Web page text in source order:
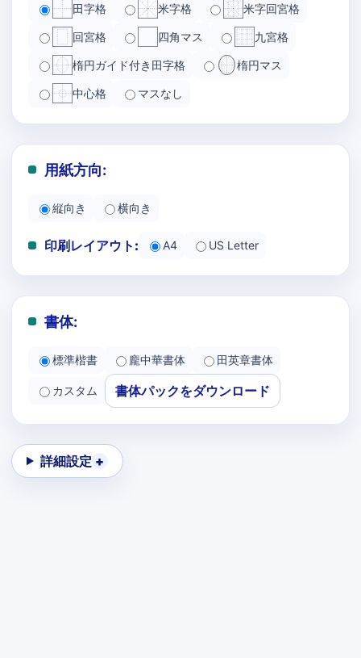
田字格 米字格 米字回宮格
回宮格 四角マス 九宮格
楕円ガイド付き田字格 楕円マス
中心格 マスなし
用紙方向:
縦向き 横向き
印刷レイアウト: A4 US Letter
書体:
標準楷書 龐中華書体 田英章書体
カスタム 書体パックをダウンロード
詳細設定